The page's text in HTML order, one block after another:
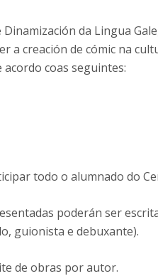
Dinamización da Lingua
a creación de cómic na
acordo coas seguintes:
todo o alumnado do
poderán ser
guionista e debuxante).
de obras por autor.